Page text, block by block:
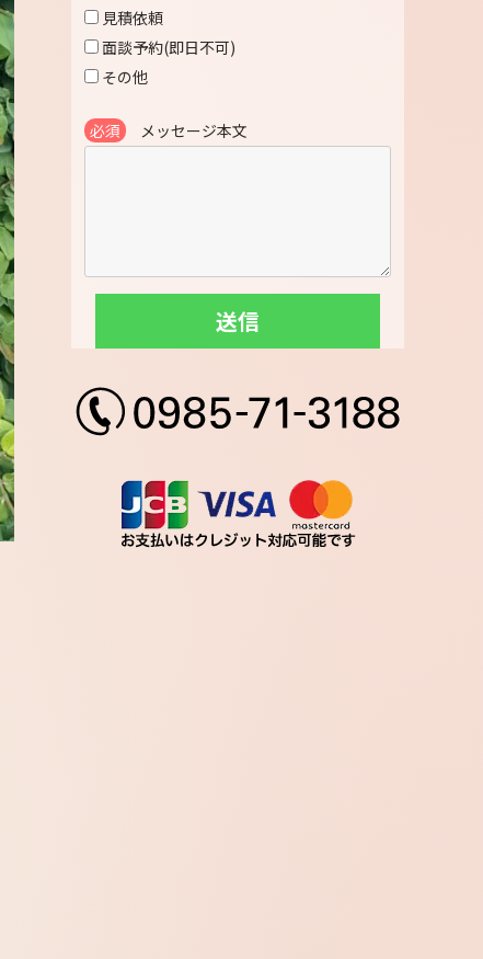
見積依頼
面談予約(即日不可)
その他
必須 メッセージ本文